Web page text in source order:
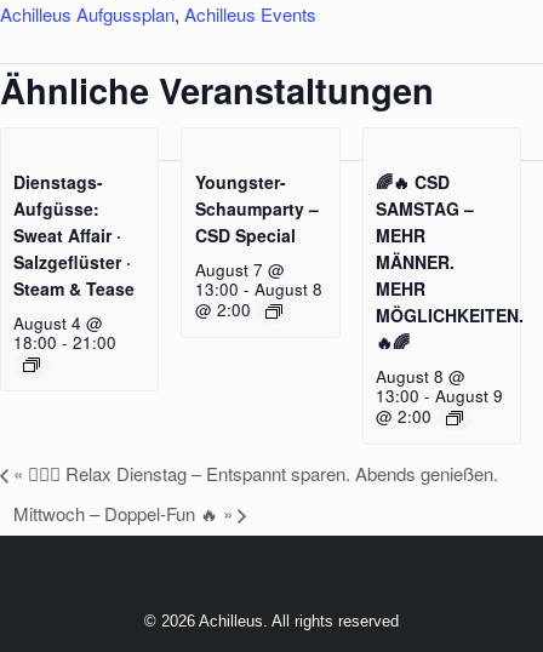
Achilleus Aufgussplan, Achilleus Events
Ähnliche Veranstaltungen
Dienstags-
Aufgüsse:
Sweat Affair ·
Salzgeflüster ·
Steam & Tease
August 4 @
18:00 -21:00
Youngster-
Schaumparty –
CSD Special
August 7 @
13:00 - August 8
@ 2:00
🌈🔥 CSD
SAMSTAG –
MEHR
MÄNNER.
MEHR
MÖGLICHKEITEN.
🔥🌈
August 8 @
13:00 - August 9
@ 2:00
« 🧖‍♂️✨ Relax Dienstag – Entspannt sparen. Abends genießen.
Mittwoch – Doppel-Fun 🔥 »
© 2026 Achilleus. All rights reserved